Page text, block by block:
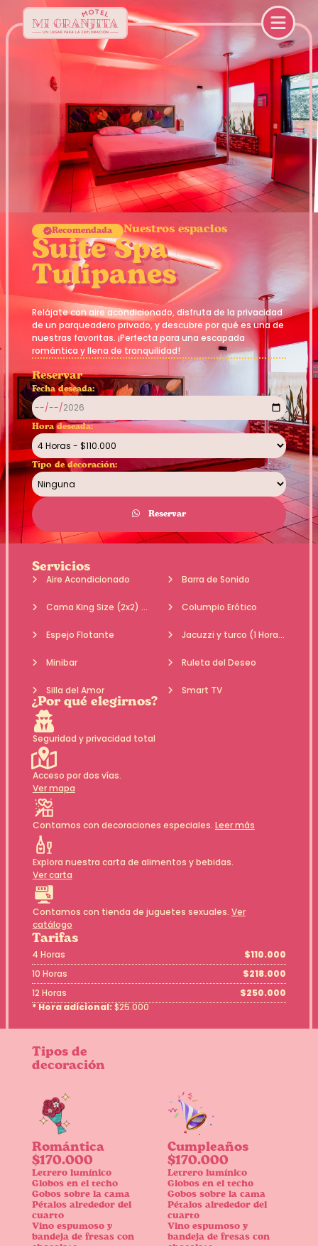
Recomendada Nuestros espacios
Suite Spa
Tulipanes
Relájate con aire acondicionado, disfruta de la privacidad
de un parqueadero privado, y descubre por qué es una de
nuestras favoritas. ¡Perfecta para una escapada
romántica y llena de tranquilidad!
Reservar
Fecha deseada:
Hora deseada:
Tipo de decoración:
Reservar
Servicios
Aire Acondicionado Barra de Sonido
Cama King Size (2x2) (Con amarres bondage) Columpio Erótico
Espejo Flotante Jacuzzi y turco (1 Hora incluida)
Minibar Ruleta del Deseo
Silla del Amor Smart TV
¿Por qué elegirnos?
Seguridad y privacidad total
Acceso por dos vías.
Ver mapa
Contamos con decoraciones especiales. Leer más
Explora nuestra carta de alimentos y bebidas.
Ver carta
Contamos con tienda de juguetes sexuales. Ver
catálogo
Tarifas
4 Horas
$110.000
10 Horas
$218.000
12 Horas
$250.000
* Hora adicional:$25.000
Tipos de
decoración
Romántica
$170.000
Letrero lumínico
Globos en el techo
Gobos sobre la cama
Pétalos alrededor del
cuarto
Vino espumoso y
bandeja de fresas con
Cumpleaños
$170.000
Letrero lumínico
Globos en el techo
Gobos sobre la cama
Pétalos alrededor del
cuarto
Vino espumoso y
bandeja de fresas con